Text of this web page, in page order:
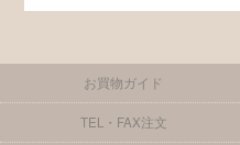
お買物ガイド
TEL・FAX注文